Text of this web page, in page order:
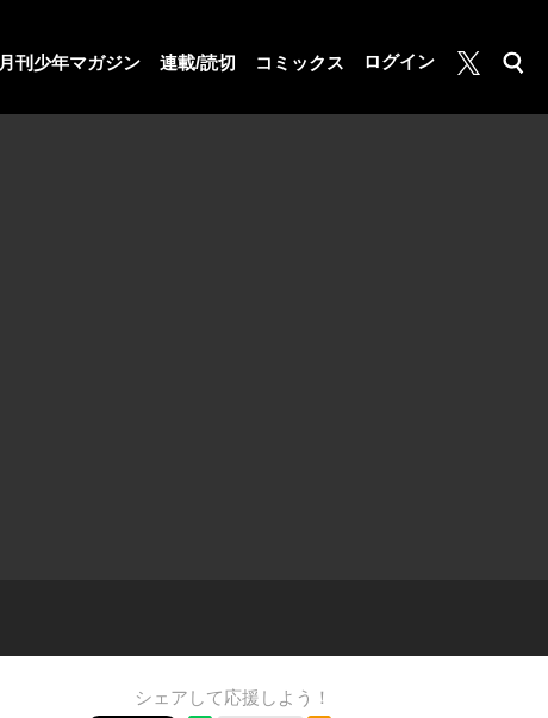
月刊少年マガジン 連載/読切 コミックス ログイン
月マガ基地
検索
シェアして応援しよう！